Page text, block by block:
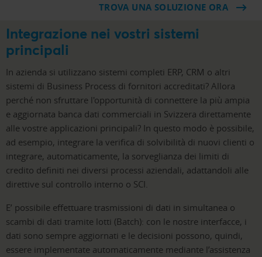
TROVA UNA SOLUZIONE ORA
Integrazione nei vostri sistemi
principali
In azienda si utilizzano sistemi completi ERP, CRM o altri
sistemi di Business Process di fornitori accreditati? Allora
perché non sfruttare l'opportunità di connettere la più ampia
e aggiornata banca dati commerciali in Svizzera direttamente
alle vostre applicazioni principali? In questo modo è possibile,
ad esempio, integrare la verifica di solvibilità di nuovi clienti o
integrare, automaticamente, la sorveglianza dei limiti di
credito definiti nei diversi processi aziendali, adattandoli alle
direttive sul controllo interno o SCI.
E’ possibile effettuare trasmissioni di dati in simultanea o
scambi di dati tramite lotti (Batch): con le nostre interfacce, i
dati sono sempre aggiornati e le decisioni possono, quindi,
essere implementate automaticamente mediante l’assistenza